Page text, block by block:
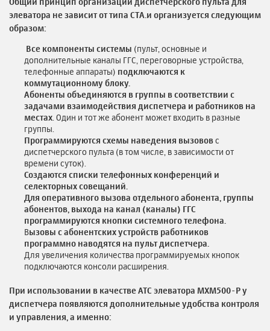
элеватора не зависит от типа СТА.и организуется следующим
образом:
Все компоненты системы (пульт, основные и
дополнительные каналы ГГС, переговорные устройства,
телефонные аппараты) подключаются к
коммутационному блоку.
Абоненты объединяются в группы в соответствии с
задачами взаимодействия диспетчера и работников на
местах . Один и тот же абонент может входить в разные
группы.
Программируются схемы наведения вызововс
диспетчерского пульта (в том числе, в зависимости от
времени суток).
Создаются списки телефонных конференций и
селекторных совещаний.
Для оперативного вызова отдельного абонента, группы
абонентов, выхода на канал (каналы) ГГС
программируются кнопки системного телефона.
Вызовы с абонентских устройств работников
программно наводятся на пульт диспетчера.
Для увеличения количества программируемых кнопок
подключаются консоли расширения.
При использовании в качестве АТС элеватора MXM500-P у
диспетчера появляются дополнительные удобства контроля
и управления, а именно: